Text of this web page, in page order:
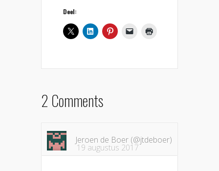
Deel:
2 Comments
Jeroen de Boer (@jtdeboer)
19 augustus 2017